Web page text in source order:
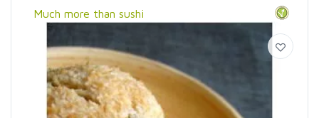
Much more than sushi